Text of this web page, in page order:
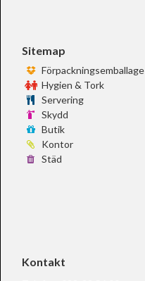
Sitemap
Förpackningsemballage
Hygien & Tork
Servering
Skydd
Butik
Kontor
Städ
Kontakt